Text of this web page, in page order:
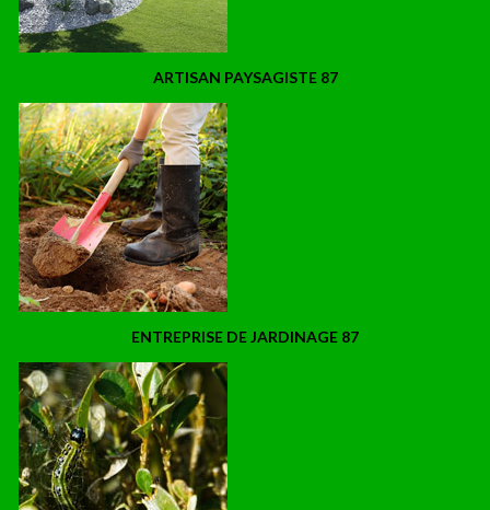
ARTISAN PAYSAGISTE 87
ENTREPRISE DE JARDINAGE 87